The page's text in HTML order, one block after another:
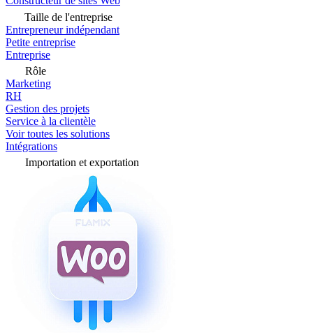
Taille de l'entreprise
Entrepreneur indépendant
Petite entreprise
Entreprise
Rôle
Marketing
RH
Gestion des projets
Service à la clientèle
Voir toutes les solutions
Intégrations
Importation et exportation